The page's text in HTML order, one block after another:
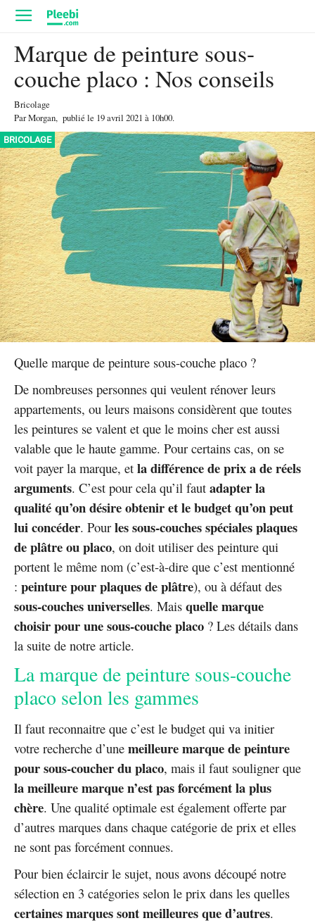
Marque de peinture sous-
couche placo : Nos conseils
Bricolage
ParMorgan, publié le 19 avril 2021 à 10h00.
BRICOLAGE
Quelle marque de peinture sous-couche placo ?
De nombreuses personnes qui veulent rénover leurs
appartements, ou leurs maisons considèrent que toutes
les peintures se valent et que le moins cher est aussi
valable que le haute gamme. Pour certains cas, on se
voit payer la marque, et la différence de prix a de réels
arguments. C’est pour cela qu’il faut adapter la
qualité qu’on désire obtenir et le budget qu’on peut
lui concéder. Pour les sous-couches spéciales plaques
de plâtre ou placo, on doit utiliser des peinture qui
portent le même nom (c’est-à-dire que c’est mentionné
: peinture pour plaques de plâtre), ou à défaut des
sous-couches universelles. Mais quelle marque
choisir pour une sous-couche placo ? Les détails dans
la suite de notre article.
La marque de peinture sous-couche
placo selon les gammes
Il faut reconnaitre que c’est le budget qui va initier
votre recherche d’une meilleure marque de peinture
pour sous-coucher du placo, mais il faut souligner que
la meilleure marque n’est pas forcément la plus
chère. Une qualité optimale est également offerte par
d’autres marques dans chaque catégorie de prix et elles
ne sont pas forcément connues.
Pour bien éclaircir le sujet, nous avons découpé notre
sélection en 3 catégories selon le prix dans les quelles
certaines marques sont meilleures que d’autres.